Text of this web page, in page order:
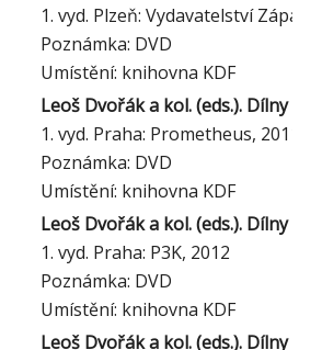
1. vyd. Plzeň: Vydavatelství
Poznámka: DVD
Umístění: knihovna KDF
Leoš Dvořák a kol. (eds.). Dílny
1. vyd. Praha: Prometheus, 2011
Poznámka: DVD
Umístění: knihovna KDF
Leoš Dvořák a kol. (eds.). Dílny
1. vyd. Praha: P3K, 2012
Poznámka: DVD
Umístění: knihovna KDF
Leoš Dvořák a kol. (eds.). Dílny